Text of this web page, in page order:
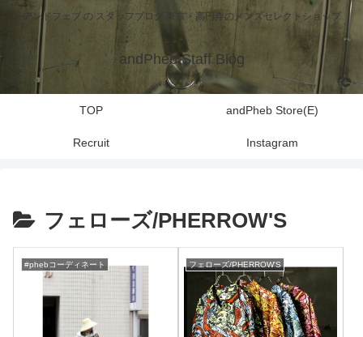
アンドフェブ の スタッフブログ 東京・高円寺のメンズセレクトショップ
andPheb Staff Blog
TOP andPheb Store(E)
Recruit Instagram
フェローズ/PHERROW'S
#phebコーディネート フェローズ/PHERROW'S